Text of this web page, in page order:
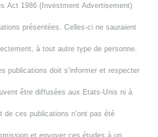
Act 1986 (Investment Advertisement)
présentées. Celles-ci ne sauraient
à tout autre type de personne.
publications doit s’informer et respecter
être diffusées aux Etats-Unis ni à
de ces publications n’ont pas été
et envoyer ces études à un